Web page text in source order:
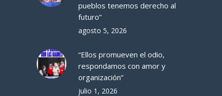
pueblos tenemos derecho al
futuro”
agosto 5, 2026
“Ellos promueven el odio,
respondamos con amor y
organización”
julio 1, 2026